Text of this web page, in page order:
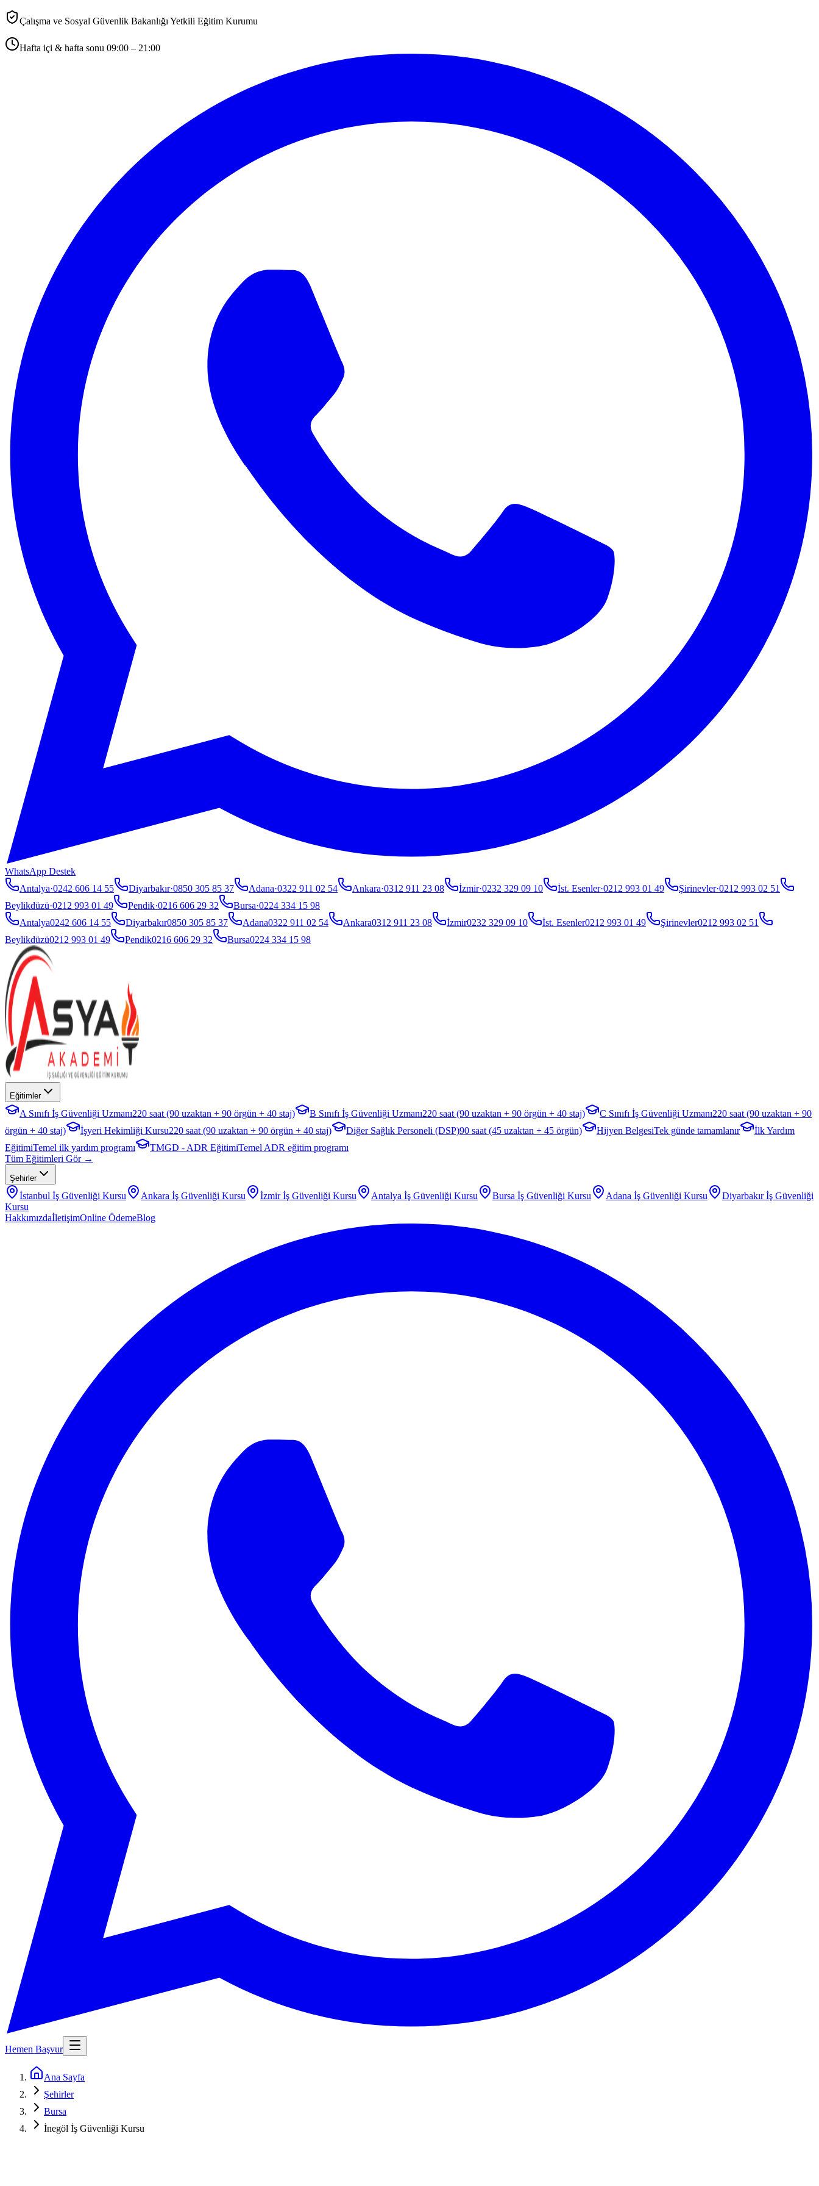
Çalışma ve Sosyal Güvenlik Bakanlığı Yetkili Eğitim Kurumu
Hafta içi & hafta sonu 09:00 – 21:00
WhatsApp Destek
Antalya·0242 606 14 55 Diyarbakır·0850 305 85 37 Adana·0322 911 02 54 Ankara·0312 911 23 08 İzmir·0232 329 09 10 İst. Esenler·0212 993 01 49 Şirinevler·0212 993 02 51
Beylikdüzü·0212 993 01 49 Pendik·0216 606 29 32 Bursa·0224 334 15 98
Antalya0242 606 14 55 Diyarbakır0850 305 85 37 Adana0322 911 02 54 Ankara0312 911 23 08 İzmir0232 329 09 10 İst. Esenler0212 993 01 49 Şirinevler0212 993 02 51
Beylikdüzü0212 993 01 49 Pendik0216 606 29 32 Bursa0224 334 15 98
Eğitimler
A Sınıfı İş Güvenliği Uzmanı220 saat (90 uzaktan + 90 örgün + 40 staj) B Sınıfı İş Güvenliği Uzmanı220 saat (90 uzaktan + 90 örgün + 40 staj) C Sınıfı İş Güvenliği Uzmanı220 saat (90 uzaktan + 90
örgün + 40 staj)
İşyeri Hekimliği Kursu220 saat (90 uzaktan + 90 örgün + 40 staj) Diğer Sağlık Personeli (DSP)90 saat (45 uzaktan + 45 örgün) Hijyen BelgesiTek günde tamamlanır
İlk Yardım
EğitimiTemel ilk yardım programı TMGD - ADR EğitimiTemel ADR eğitim programı
Tüm Eğitimleri Gör →
Şehirler
İstanbul İş Güvenliği Kursu Ankara İş Güvenliği Kursu İzmirİş Güvenliği Kursu Antalya İş Güvenliği Kursu Bursa İş Güvenliği Kursu Adana İş Güvenliği Kursu Diyarbakırİş Güvenliği
Kursu
HakkımızdaİletişimOnline ÖdemeBlog
Hemen Başvur
Ana Sayfa
Şehirler
Bursa
İnegöl İş Güvenliği Kursu